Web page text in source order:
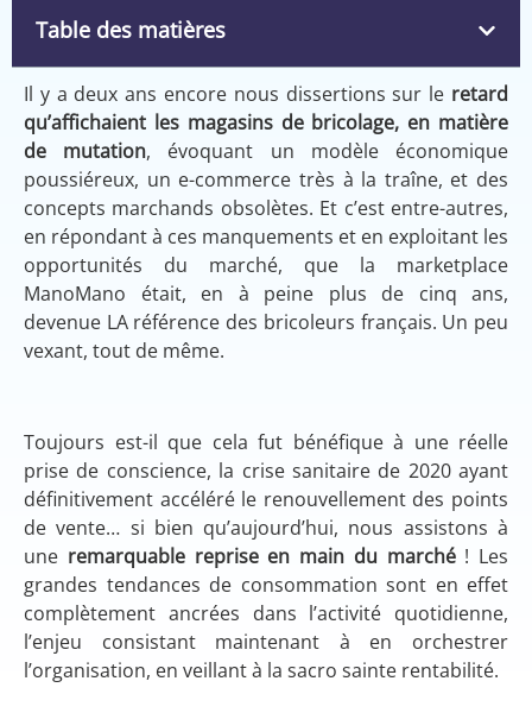
Table des matières
Il y a deux ans encore nous dissertions sur le retard
qu’affichaient les magasins de bricolage, en matière
de mutation, évoquant un modèle économique
poussiéreux, un e-commerce très à la traîne, et des
concepts marchands obsolètes. Et c’est entre-autres,
en répondant à ces manquements et en exploitant les
opportunités du marché, que la marketplace
ManoMano était, en à peine plus de cinq ans,
devenue LA référence des bricoleurs français. Un peu
vexant, tout de même.
Toujours est-il que cela fut bénéfique à une réelle
prise de conscience, la crise sanitaire de 2020 ayant
définitivement accéléré le renouvellement des points
de vente… si bien qu’aujourd’hui, nous assistons à
une remarquable reprise en main du marché! Les
grandes tendances de consommation sont en effet
complètement ancrées dans l’activité quotidienne,
l’enjeu consistant maintenant à en orchestrer
l’organisation, en veillant à la sacro sainte rentabilité.